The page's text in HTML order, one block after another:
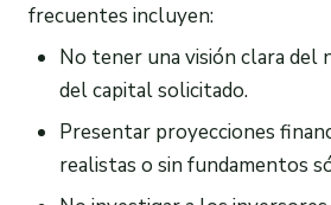
frecuentes incluyen:
No tener una visión clara del
del capital solicitado.
Presentar proyecciones
realistas o sin fundamentos